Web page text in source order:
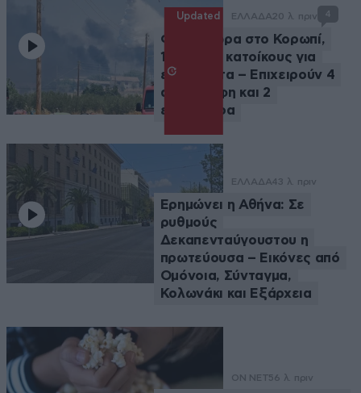
Updated ΕΛΛΑΔΑ20 λ. πριν 4
Φωτιά τώρα στο Κορωπί,
112 στους κατοίκους για
ετοιμότητα – Επιχειρούν 4
αεροσκάφη και 2
ελικόπτερα
ΕΛΛΑΔΑ43 λ. πριν
Ερημώνει η Αθήνα: Σε
ρυθμούς
Δεκαπενταύγουστου η
πρωτεύουσα – Εικόνες από
Ομόνοια, Σύνταγμα,
Κολωνάκι και Εξάρχεια
ON NET56 λ. πριν